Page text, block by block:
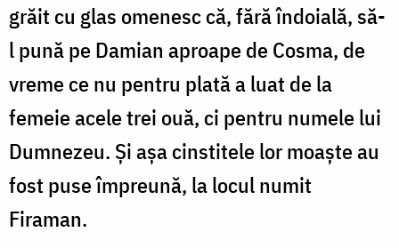
grăit cu glas omenesc că, fără îndoială, să-
l pună pe Damian aproape de Cosma, de
vreme ce nu pentru plată a luat de la
femeie acele trei ouă, ci pentru numele lui
Dumnezeu. Și așa cinstitele lor moaște au
fost puse împreună, la locul numit
Firaman.